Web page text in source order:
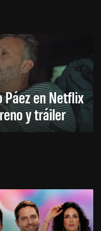
Páez en Netflix
y tráiler